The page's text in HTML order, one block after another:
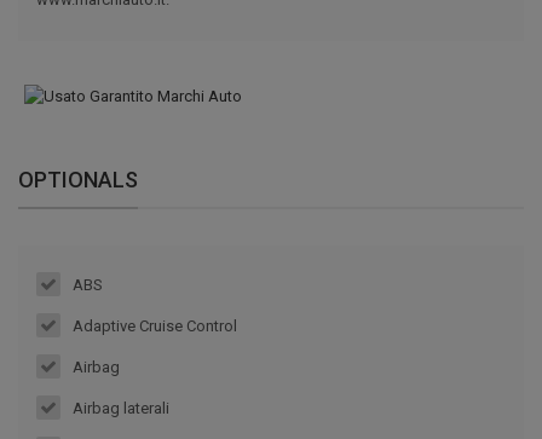
OPTIONALS
ABS
Adaptive Cruise Control
Airbag
Airbag laterali